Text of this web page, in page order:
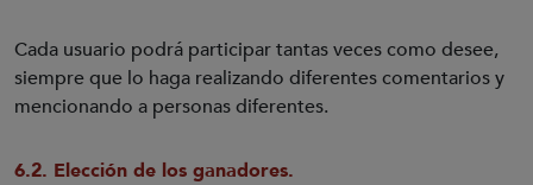
Cada usuario podrá participar tantas veces como desee,
siempre que lo haga realizando diferentes comentarios y
mencionando a personas diferentes.
6.2. Elección de los ganadores.